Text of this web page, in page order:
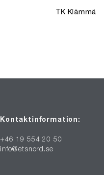
TK Klämmä
Kontaktinformation:
+46 19 554 20 50
info@etsnord.se